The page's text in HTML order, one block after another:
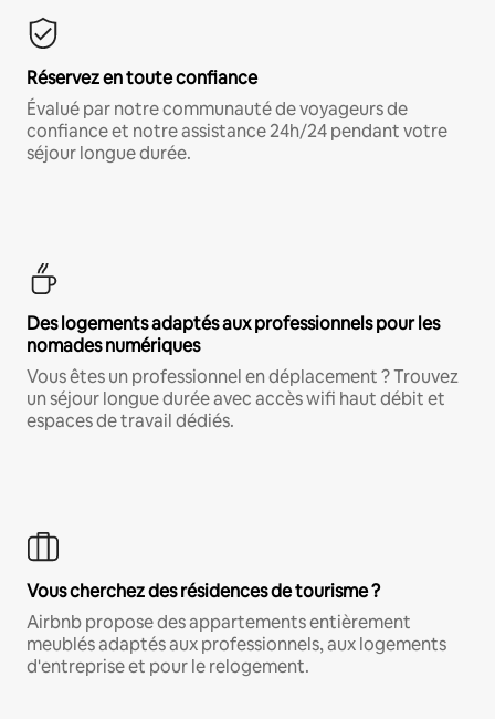
Réservez en toute confiance
Évalué par notre communauté de voyageurs de
confiance et notre assistance 24h/24 pendant votre
séjour longue durée.
Des logements adaptés aux professionnels pour les
nomades numériques
Vous êtes un professionnel en déplacement ? Trouvez
un séjour longue durée avec accès wifi haut débit et
espaces de travail dédiés.
Vous cherchez des résidences de tourisme ?
Airbnb propose des appartements entièrement
meublés adaptés aux professionnels, aux logements
d'entreprise et pour le relogement.